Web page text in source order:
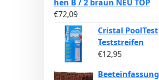
hen B / 2 braun NEU TOP
€72,09
Cristal PoolTest
Teststreifen
€12,95
Beeteinfassung